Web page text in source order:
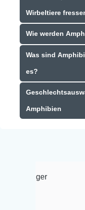
Wirbeltiere
Wie werden
Was sind
es?
Amphibien